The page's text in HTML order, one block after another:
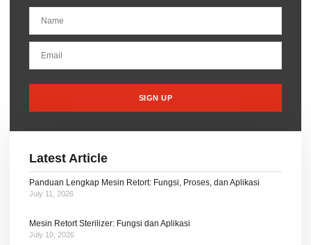
SIGN UP
Latest Article
Panduan Lengkap Mesin Retort: Fungsi, Proses, dan Aplikasi
July 11, 2026
Mesin Retort Sterilizer: Fungsi dan Aplikasi
July 10, 2026